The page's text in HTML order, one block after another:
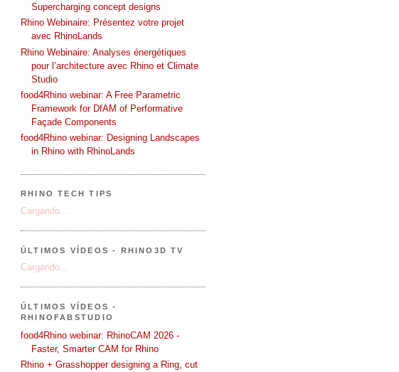
Supercharging concept designs
Rhino Webinaire: Présentez votre projet
avec RhinoLands
Rhino Webinaire: Analyses énergétiques
pour l’architecture avec Rhino et Climate
Studio
food4Rhino webinar: A Free Parametric
Framework for DfAM of Performative
Façade Components
food4Rhino webinar: Designing Landscapes
in Rhino with RhinoLands
RHINO TECH TIPS
Cargando...
ÚLTIMOS VÍDEOS - RHINO3D TV
Cargando...
ÚLTIMOS VÍDEOS -
RHINOFABSTUDIO
food4Rhino webinar: RhinoCAM 2026 -
Faster, Smarter CAM for Rhino
Rhino + Grasshopper designing a Ring, cut